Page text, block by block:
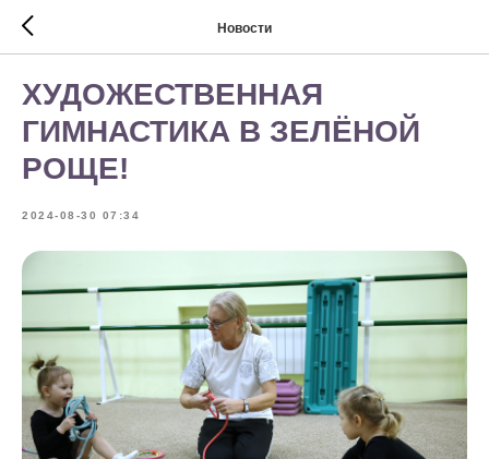
Новости
ХУДОЖЕСТВЕННАЯ
ГИМНАСТИКА В ЗЕЛЁНОЙ
РОЩЕ!
2024-08-30 07:34